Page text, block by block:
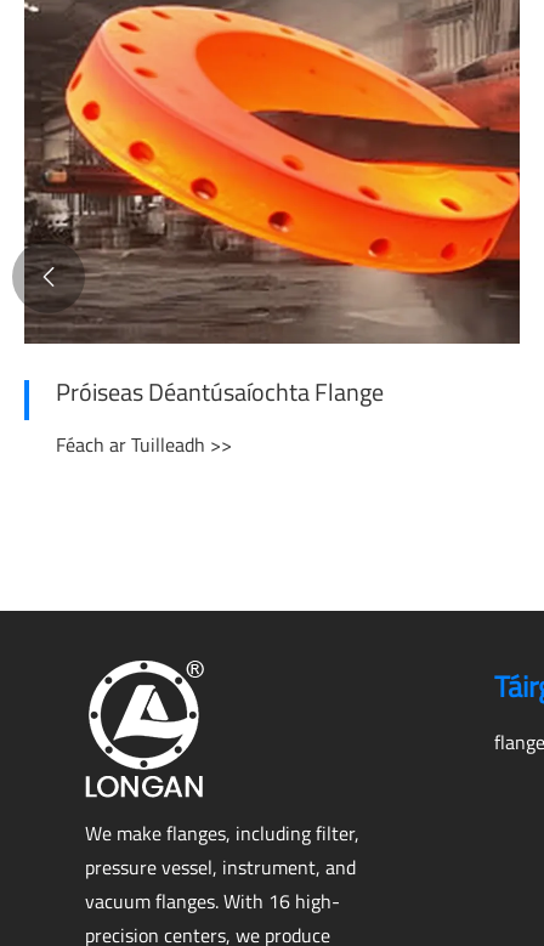
Próiseas Déantúsaíochta Flange
Féach ar Tuilleadh >>

We make flanges, including filter,
pressure vessel, instrument, and
vacuum flanges. With 16 high-
precision centers, we produce